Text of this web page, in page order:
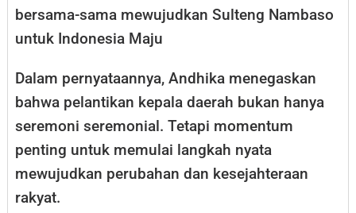
bersama-sama mewujudkan Sulteng Nambaso
untuk Indonesia Maju
Dalam pernyataannya, Andhika menegaskan
bahwa pelantikan kepala daerah bukan hanya
seremoni seremonial. Tetapi momentum
penting untuk memulai langkah nyata
mewujudkan perubahan dan kesejahteraan
rakyat.